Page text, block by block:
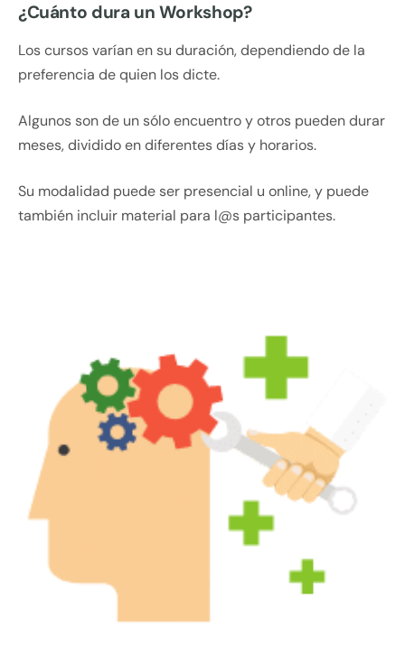
¿Cuánto dura un Workshop?
Los cursos varían en su duración, dependiendo de la
preferencia de quien los dicte.
Algunos son de un sólo encuentro y otros pueden durar
meses, dividido en diferentes días y horarios.
Su modalidad puede ser presencial u online, y puede
también incluir material para l@s participantes.